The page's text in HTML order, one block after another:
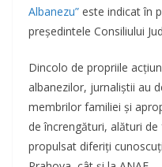
Albanezu” este indicat în
președintele Consiliului
Dincolo de propriile
albanezilor, jurnaliștii au
membrilor familiei și
de încrengături, alături de
propulsat diferiți